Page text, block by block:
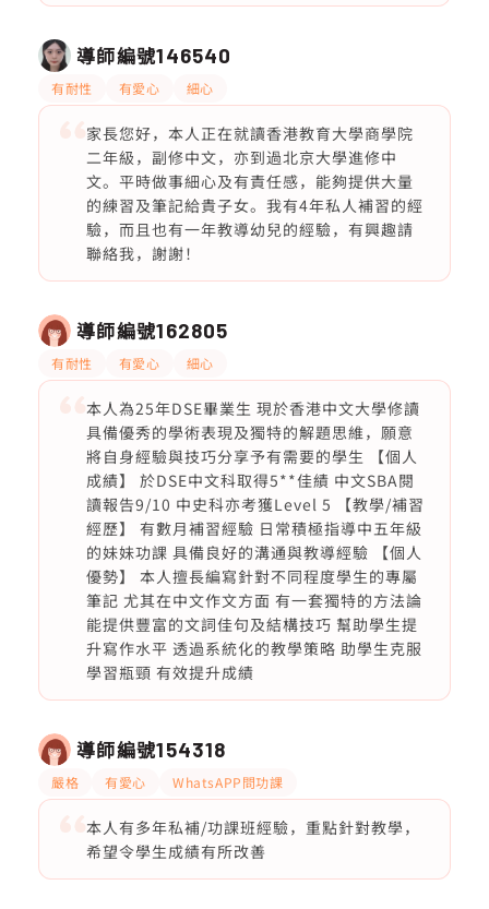
導師編號146540
有耐性 有愛心 細心
家長您好，本人正在就讀香港教育大學商學院
二年級，副修中文，亦到過北京大學進修中
文。平時做事細心及有責任感，能夠提供大量
的練習及筆記給貴子女。我有4年私人補習的經
驗，而且也有一年教導幼兒的經驗，有興趣請
聯絡我，謝謝！
導師編號162805
有耐性 有愛心 細心
本人為25年DSE畢業生 現於香港中文大學修讀
具備優秀的學術表現及獨特的解題思維，願意
將自身經驗與技巧分享予有需要的學生 【個人
成績】 於DSE中文科取得5**佳績 中文SBA閱
讀報告9/10 中史科亦考獲Level 5 【教學/補習
經歷】 有數月補習經驗 日常積極指導中五年級
的妹妹功課 具備良好的溝通與教導經驗 【個人
優勢】 本人擅長編寫針對不同程度學生的專屬
筆記 尤其在中文作文方面 有一套獨特的方法論
能提供豐富的文詞佳句及結構技巧 幫助學生提
升寫作水平 透過系統化的教學策略 助學生克服
學習瓶頸 有效提升成績
導師編號154318
嚴格 有愛心 WhatsAPP問功課
本人有多年私補/功課班經驗，重點針對教學，
希望令學生成績有所改善